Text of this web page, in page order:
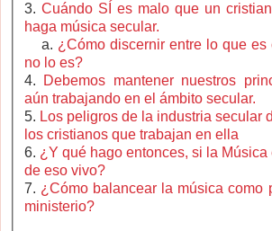
3. Cuándo SÍ es malo que un
haga música secular.
a. ¿Cómo discernir entre lo que es
no lo es?
4.
Debemos mantener nuestros
aún trabajando en el ámbito secular.
5. Los peligros de la industria secular
los cristianos que trabajan en ella
6. ¿Y qué hago entonces, si la Música
de eso vivo?
7. ¿Cómo balancear la música como
ministerio?